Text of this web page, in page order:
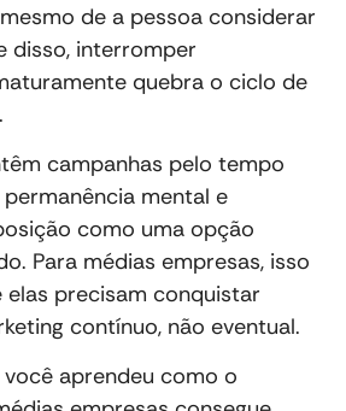
de a pessoa considerar
disso, interromper
quebra o ciclo de
campanhas pelo tempo
mental e
como uma opção
Para médias empresas, isso
precisam conquistar
contínuo, não eventual.
aprendeu como o